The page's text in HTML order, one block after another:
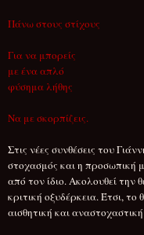
Πάνω στους στίχους
Για να μπορείς
με ένα απλό
φύσημα λήθης
Να με σκορπίζεις.
Στις νέες συνθέσεις του
στοχασμός και η προσωπική
από τον ίδιο. Ακολουθεί την
κριτική οξυδέρκεια. Έτσι,
αισθητική και